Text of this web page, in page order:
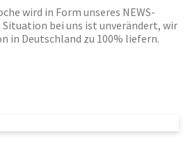
wird in Form unseres NEWS-
bei uns ist unverändert, wir
in Deutschland zu 100% liefern.